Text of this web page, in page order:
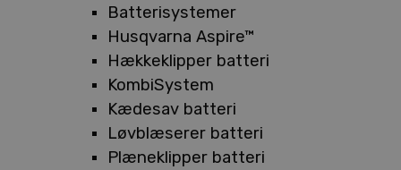
Batterisystemer
Husqvarna Aspire™
Hækkeklipper batteri
KombiSystem
Kædesav batteri
Løvblæserer batteri
Plæneklipper batteri